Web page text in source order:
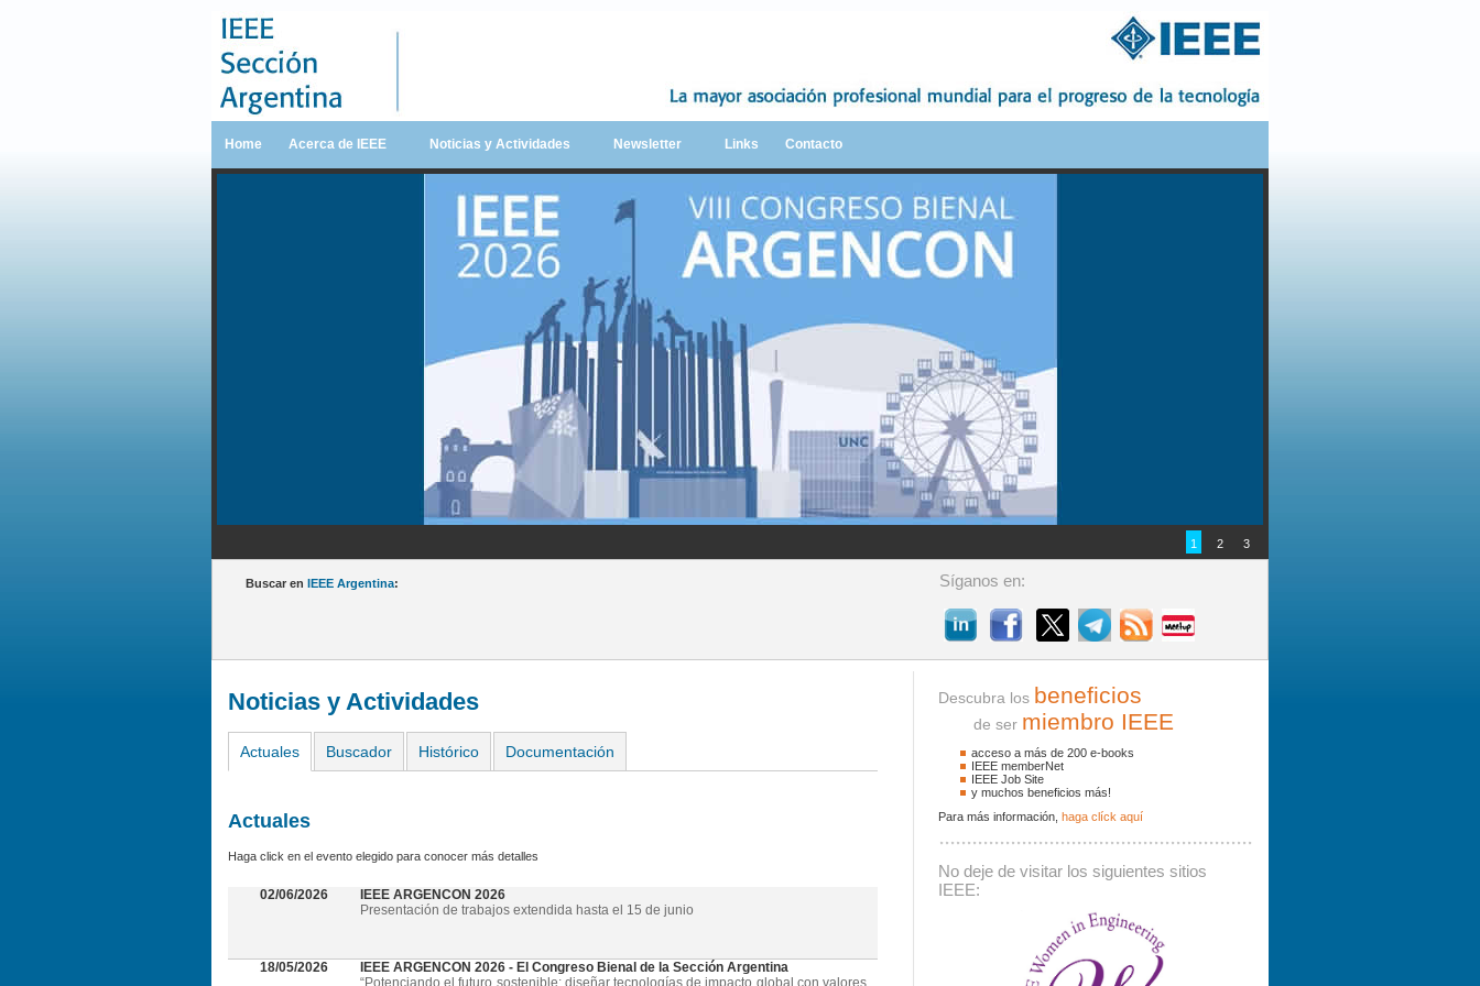
Home Acerca de IEEE Noticias y Actividades Newsletter Links Contacto
1 2 3
Buscar en IEEE Argentina: Síganos en:
Noticias y Actividades
Actuales Buscador Histórico Documentación
Actuales
Haga click en el evento elegido para conocer más detalles
02/06/2026
IEEE ARGENCON 2026
Presentación de trabajos extendida hasta el 15 de junio
18/05/2026
IEEE ARGENCON 2026 - El Congreso Bienal de la Sección Argentina
Buscador
La palabra a buscar debe contener al menos 3 caracteres.
Buscar:
Descubra los beneficios
de ser miembro IEEE
acceso a más de 200 e-books
IEEE memberNet
IEEE Job Site
y muchos beneficios más!
Para más información, haga clíck aquí
No deje de visitar los siguientes sitios
IEEE: